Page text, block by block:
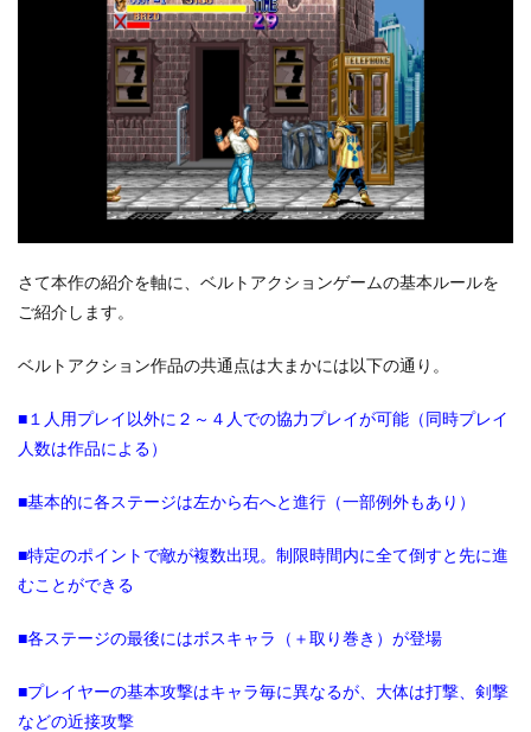
さて本作の紹介を軸に、ベルトアクションゲームの基本ルールを
ご紹介します。
ベルトアクション作品の共通点は大まかには以下の通り。
■１人用プレイ以外に２～４人での協力プレイが可能（同時プレイ
人数は作品による）
■基本的に各ステージは左から右へと進行（一部例外もあり）
■特定のポイントで敵が複数出現。制限時間内に全て倒すと先に進
むことができる
■各ステージの最後にはボスキャラ（＋取り巻き）が登場
■プレイヤーの基本攻撃はキャラ毎に異なるが、大体は打撃、剣撃
などの近接攻撃